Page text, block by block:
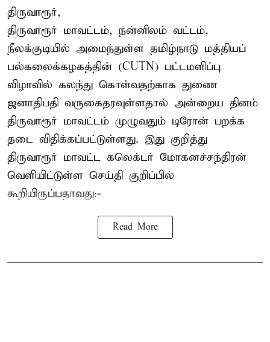
திருவாரூர்,
திருவாரூர் மாவட்டம், நன்னிலம் வட்டம்,
நீலக்குடியில் அமைந்துள்ள தமிழ்நாடு மத்தியப்
பல்கலைக்கழகத்தின் (CUTN) பட்டமளிப்பு
விழாவில் கலந்து கொள்வதற்காக துணை
ஜனாதிபதி வருகைதரவுள்ளதால் அன்றைய தினம்
திருவாரூர் மாவட்டம் முழுவதும் டிரோன் பறக்க
தடை விதிக்கப்பட்டுள்ளது. இது குறித்து
திருவாரூர் மாவட்ட கலெக்டர் மோகனச்சந்திரன்
வெளியிட்டுள்ள செய்தி குறிப்பில்
கூறியிருப்பதாவது:-
Read More